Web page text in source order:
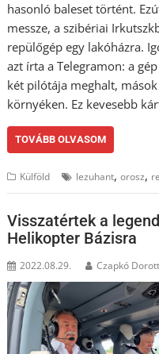
hasonló baleset történt.
messze, a szibériai
repülőgép egy lakóházra.
azt írta a Telegramon: a
két pilótája meghalt,
környéken. Ez kevesebb
TOVÁBB OLVASOM
Külföld lezuhant,orosz,
Visszatértek a
Helikopter Bázisra
2022.08.29. Czapkó